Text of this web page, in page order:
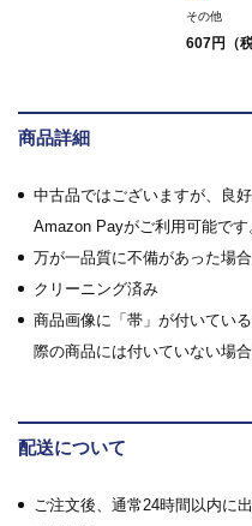
その他
607円（税
商品詳細
中古品ではございますが、良
Amazon Payがご利用可能です
万が一品質に不備があった場
クリーニング済み
商品画像に「帯」が付いてい
際の商品には付いていない場合
配送について
ご注文後、通常24時間以内に